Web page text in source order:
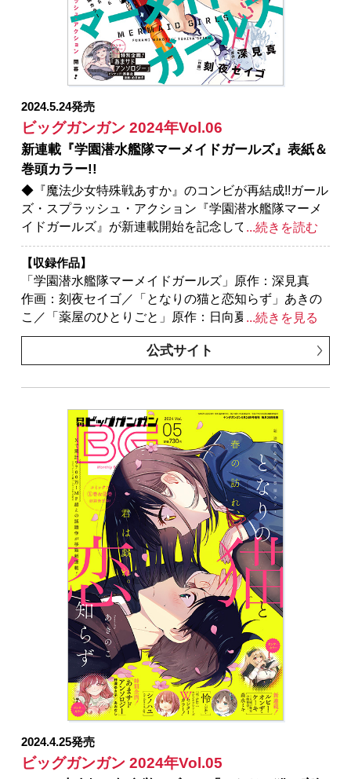
庫/SBクリエイティブ刊) 作画：関根光太郎 キャラ
クター原案：神奈月昇／「ゴブリンスレイヤー」原
作：蝸牛くも（GA文庫／SBクリエイティブ刊） 作
画：黒瀬浩介 キャラクター原案：神奈月昇／「ゴブ
リンスレイヤー：デイ・イン・ザ・ライフ」原作：蝸
牛くも(GA文庫/SBクリエイティブ刊) 作画：マツセ
ダイチ キャラクター原案：神奈月昇／「お伽の匣の
レト」著者：三部けい 助言・協力：一般社団法人
阿寒アイヌコンサルン／「千剣の魔術師と呼ばれた剣
士」原作：高光晶（角川スニーカー文庫／
KADOKAWA刊） キャラクター原案：Gilse 作画：
黒須恵麻／「SHIORI EXPERIENCE ジミなわたしとヘ
ンなおじさん」長田悠幸 町田一八／「スター・ウォ
ーズ：マンダロリアン」監修：ルーカスフィルム 原
案：ウォルト・ディズニー・カンパニー 漫画：大沢
祐輔
2024.5.24発売
ビッグガンガン 2024年Vol.06
新連載『学園潜水艦隊マーメイドガールズ』表紙＆
巻頭カラー!!
◆『魔法少女特殊戦あすか』のコンビが再結成!!ガール
ズ・スプラッシュ・アクション『学園潜水艦隊マーメ
イドガールズ』が新連載開始を記念して表紙＆巻頭カ
ラーで登場!!センターカラーは『SHIORI
EXPERIENCE ジミなわたしとヘンなおじさん』!!
※紙で発行した雑誌と、掲載内容が一部異なる場合が
ございます。特別付録はついておりません。またプレ
ゼント、アンケートなどへの応募はできません。
※表紙は紙で発行した雑誌と同一のものです。
...続きを読む
【収録作品】
「学園潜水艦隊マーメイドガールズ」原作：深見真
作画：刻夜セイゴ／「となりの猫と恋知らず」あきの
こ／「薬屋のひとりごと」原作：日向夏（ヒーロー文
庫／イマジカインフォス） 作画：ねこクラゲ 構
成：七緒一綺 キャラクター原案：しのとうこ／「ル
永ミキ／「神様が見てないから」原作：伊角香 作
画：麦野イヌ／「Ubel Blatt II 死せる王の騎士団」塩野
干支郎次／「手の冷たい人は心が温かいというけれ
ど…」めきめき／「シノハユ」原作：小林立 作画：
五十嵐あぐり／「スーパーの裏でヤニ吸うふたり」地
主／「ロクレイ -天成市りんね区役所第六感部助霊課活
動記-」地主／「月映えスキアグラム」原作：天河信
彦 漫画：烏丸渡／「ゴブリンスレイヤー」原作：蝸
牛くも（GA文庫／SBクリエイティブ刊） 作画：黒
瀬浩介 キャラクター原案：神奈月昇／「ゴブリンス
レイヤー：デイ・イン・ザ・ライフ」原作：蝸牛くも
(GA文庫/SBクリエイティブ刊) 作画：マツセダイ
チ キャラクター原案：神奈月昇／「モスクワ2160」
原作：蝸牛くも(GA文庫/SBクリエイティブ刊) 作
画：関根光太郎 キャラクター原案：神奈月昇／
「SHIORI EXPERIENCE ジミなわたしとヘンなおじさ
ん」長田悠幸 町田一八／「結婚指輪物語」めいびい
／「獄卒クラーケン」原作：タカヒロ 作画：戸流ケ
イ／「ハイスコアガール DASH」押切蓮介／「俺より
ト」著者：三部けい 助言・協力：一般社団法人 阿
寒アイヌコンサルン／「父は英雄、母は精霊、娘の私
...続きを見る
公式サイト
2024.4.25発売
ビッグガンガン 2024年Vol.05